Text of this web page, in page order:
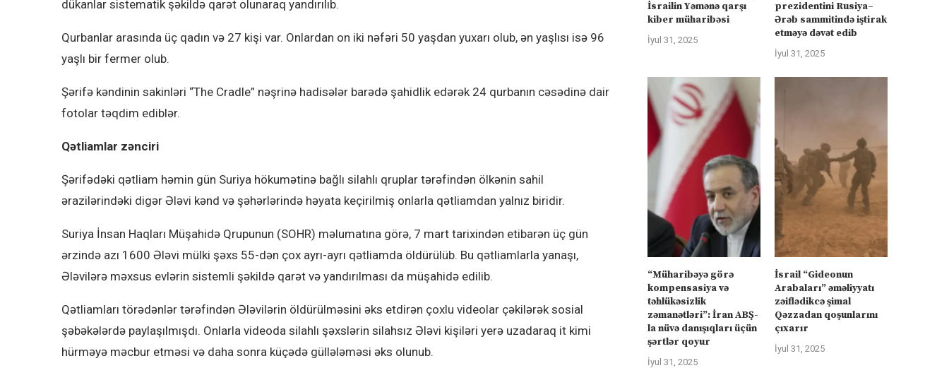
dükanlar sistematik şəkildə qarət olunaraq yandırılıb.
Qurbanlar arasında üç qadın və 27 kişi var. Onlardan on iki nəfəri 50 yaşdan yuxarı olub, ən yaşlısı isə 96
yaşlı bir fermer olub.
Şərifə kəndinin sakinləri “The Cradle” nəşrinə hadisələr barədə şahidlik edərək 24 qurbanın cəsədinə dair
fotolar təqdim ediblər.
Qətliamlar zənciri
Şərifədəki qətliam həmin gün Suriya hökumətinə bağlı silahlı qruplar tərəfindən ölkənin sahil
ərazilərindəki digər Ələvi kənd və şəhərlərində həyata keçirilmiş onlarla qətliamdan yalnız biridir.
Suriya İnsan Haqları Müşahidə Qrupunun (SOHR) məlumatına görə, 7 mart tarixindən etibarən üç gün
ərzində azı 1600 Ələvi mülki şəxs 55-dən çox ayrı-ayrı qətliamda öldürülüb. Bu qətliamlarla yanaşı,
Ələvilərə məxsus evlərin sistemli şəkildə qarət və yandırılması da müşahidə edilib.
Qətliamları törədənlər tərəfindən Ələvilərin öldürülməsini əks etdirən çoxlu videolar çəkilərək sosial
şəbəkələrdə paylaşılmışdı. Onlarla videoda silahlı şəxslərin silahsız Ələvi kişiləri yerə uzadaraq it kimi
hürməyə məcbur etməsi və daha sonra küçədə güllələməsi əks olunub.
İsrailin Yəmənə qarşı
kiber müharibəsi
İyul 31, 2025
prezidentini Rusiya–
Ərəb sammitində iştirak
etməyə dəvət edib
İyul 31, 2025
“Müharibəyə görə
kompensasiya və
təhlükəsizlik
zəmanətləri”: İran ABŞ-
la nüvə danışıqları üçün
şərtlər qoyur
İyul 31, 2025
İsrail “Gideonun
Arabaları” əməliyyatı
zəiflədikcə şimal
Qəzzadan qoşunlarını
çıxarır
İyul 31, 2025